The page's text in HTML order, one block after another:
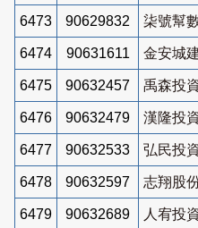
6473 90629832 柒號幫
6474 90631611 金安城
6475 90632457 禹森投
6476 90632479 漢隆投
6477 90632533 弘民投
6478 90632597 志翔股
6479 90632689 人宥投